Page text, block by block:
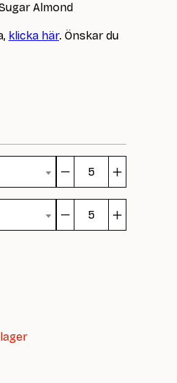
Almond
klicka här. Önskar du
mängd